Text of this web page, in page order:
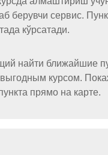
берувчи сервис.
кўрсатади.
найти ближайшие
курсом.
прямо на карте.